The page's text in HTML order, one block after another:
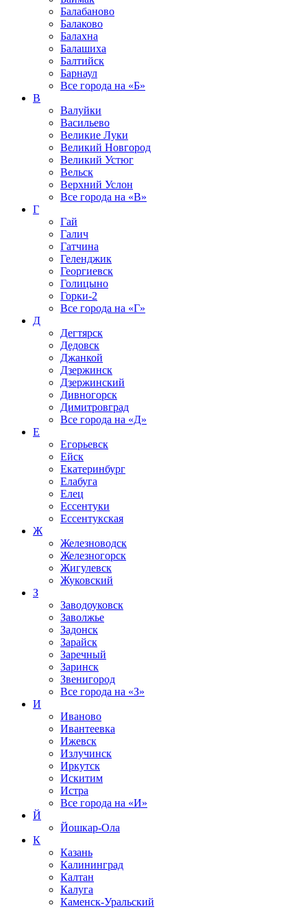
Балабаново
Балаково
Балахна
Балашиха
Балтийск
Барнаул
Все города на «Б»
В
Валуйки
Васильево
Великие Луки
Великий Новгород
Великий Устюг
Вельск
Верхний Услон
Все города на «В»
Г
Гай
Галич
Гатчина
Геленджик
Георгиевск
Голицыно
Горки-2
Все города на «Г»
Д
Дегтярск
Дедовск
Джанкой
Дзержинск
Дзержинский
Дивногорск
Димитровград
Все города на «Д»
Е
Егорьевск
Ейск
Екатеринбург
Елабуга
Елец
Ессентуки
Ессентукская
Ж
Железноводск
Железногорск
Жигулевск
Жуковский
З
Заводоуковск
Заволжье
Задонск
Зарайск
Заречный
Заринск
Звенигород
Все города на «З»
И
Иваново
Ивантеевка
Ижевск
Излучинск
Иркутск
Искитим
Истра
Все города на «И»
Й
Йошкар-Ола
К
Казань
Калининград
Калтан
Калуга
Каменск-Уральский